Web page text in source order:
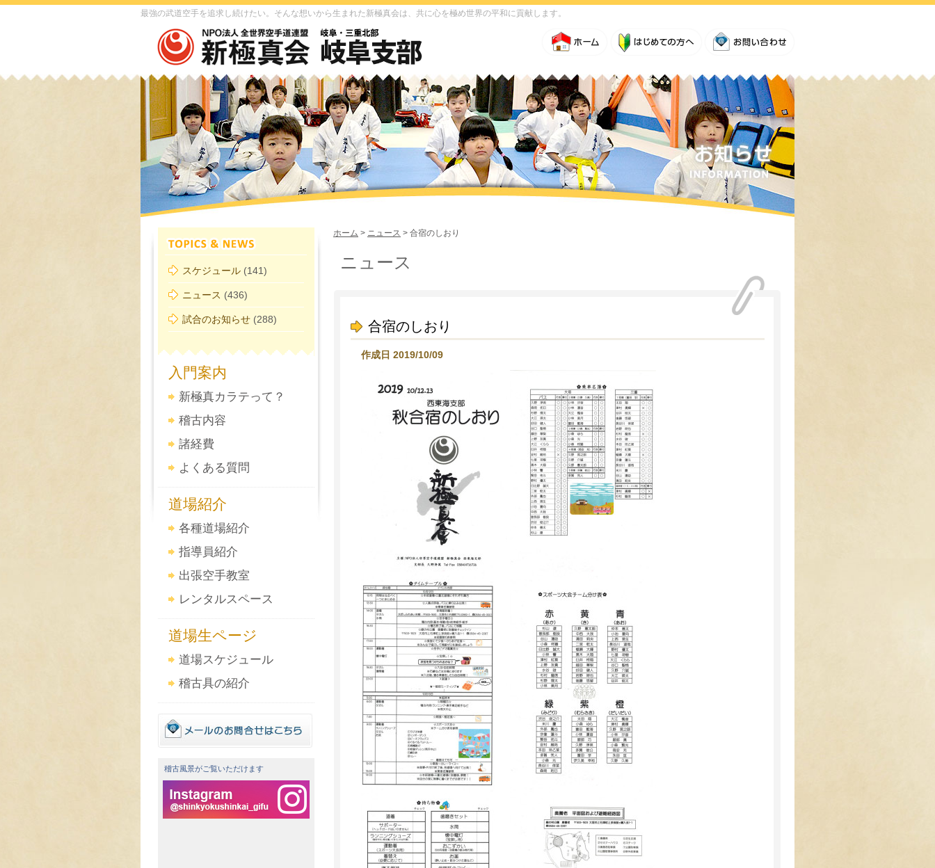
最強の武道空手を追求し続けたい。そんな想いから生まれた新極真会は、共に心を極め世界の平和に貢献します。
ホーム > ニュース > 合宿のしおり
ニュース
合宿のしおり
作成日 2019/10/09
スケジュール (141)
ニュース (436)
試合のお知らせ (288)
入門案内
新極真カラテって？
稽古内容
諸経費
よくある質問
道場紹介
各種道場紹介
指導員紹介
出張空手教室
レンタルスペース
道場生ページ
道場スケジュール
稽古具の紹介
稽古風景がご覧いただけます